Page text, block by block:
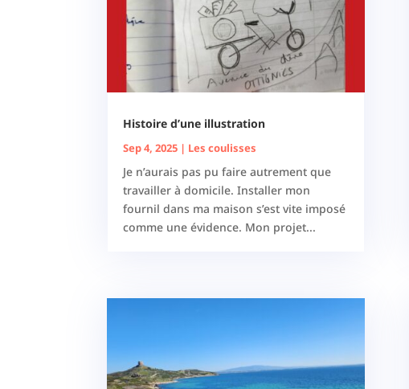
Histoire d’une illustration
Sep 4, 2025 | Les coulisses
Je n’aurais pas pu faire autrement que
travailler à domicile. Installer mon
fournil dans ma maison s’est vite imposé
comme une évidence. Mon projet...